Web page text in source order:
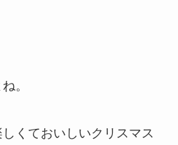
。
くておいしいクリスマス